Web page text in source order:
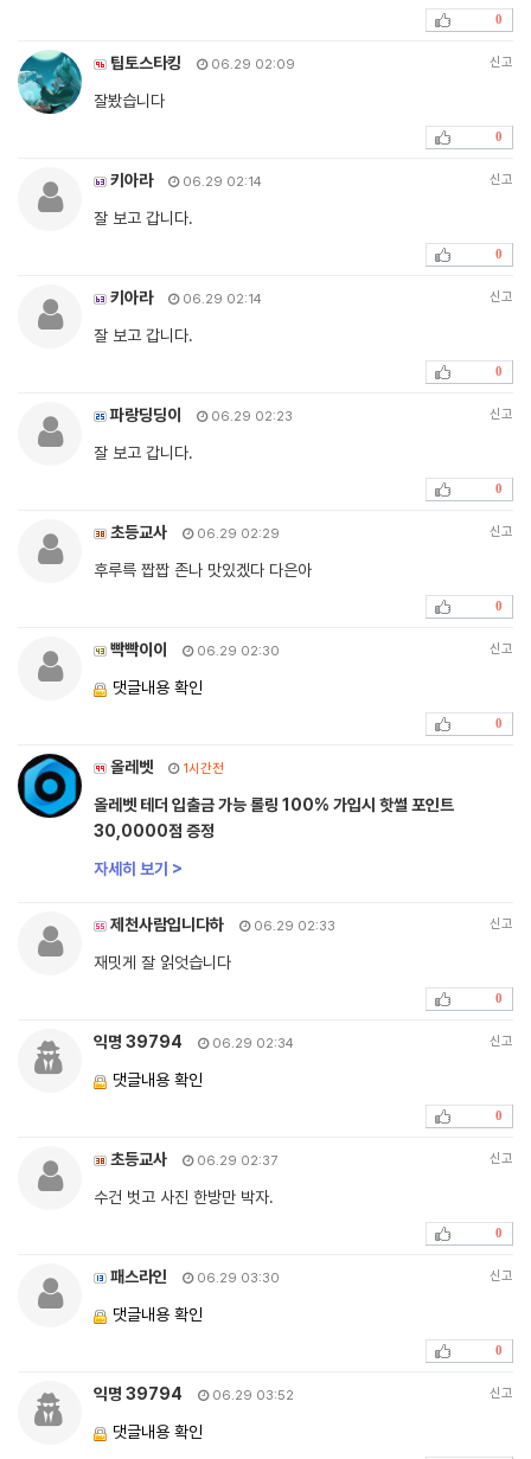
0
팁토스타킹 06.29 02:09 신고
잘봤습니다
0
키아라 06.29 02:14 신고
잘 보고 갑니다.
0
키아라 06.29 02:14 신고
잘 보고 갑니다.
0
파랑딩딩이 06.29 02:23 신고
잘 보고 갑니다.
0
초등교사 06.29 02:29 신고
후루륵 짭짭 존나 맛있겠다 다은아
0
빡빡이이 06.29 02:30 신고
댓글내용 확인
0
올레벳 1시간전
올레벳 테더 입출금 가능 롤링 100% 가입시 핫썰 포인트
30,0000점 증정
자세히 보기 >
제천사람입니다하 06.29 02:33 신고
재밋게 잘 읽엇습니다
0
익명 39794 06.29 02:34 신고
댓글내용 확인
0
초등교사 06.29 02:37 신고
수건 벗고 사진 한방만 박자.
0
패스라인 06.29 03:30 신고
댓글내용 확인
0
익명 39794 06.29 03:52 신고
댓글내용 확인